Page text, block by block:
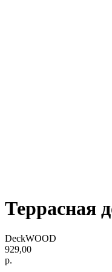
Террасная
DeckWOOD
929,00
р.